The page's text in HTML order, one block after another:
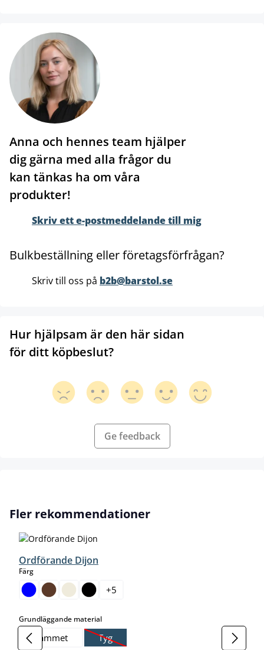
Anna och hennes team hjälper
dig gärna med alla frågor du
kan tänkas ha om våra
produkter!
Skriv ett e-postmeddelande till mig
Bulkbeställning eller företagsförfrågan?
Skriv till oss på b2b@barstol.se
Hur hjälpsam är den här sidan
för ditt köpbeslut?
Ge feedback
Hoppa över produktgalleri
Fler rekommendationer
Ordförande Dijon
Färgselect
+5
Grundläggande materialselect
Sammet Tyg
(Det här alternativet är för närvarande inte